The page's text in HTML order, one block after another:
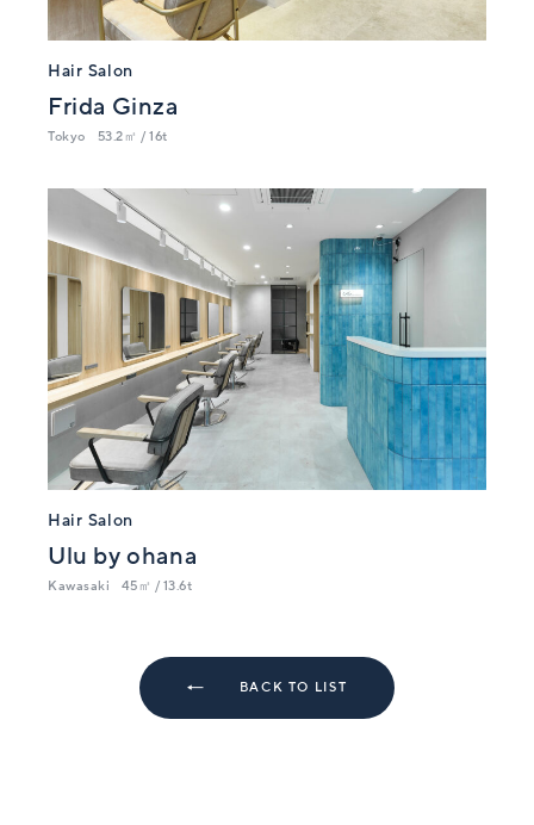
Hair Salon
Frida Ginza
Tokyo 53.2㎡ / 16t
Hair Salon
Ulu by ohana
Kawasaki 45㎡ / 13.6t
BACK TO LIST